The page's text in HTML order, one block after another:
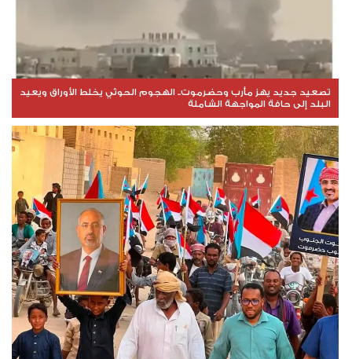
تصعيد جديد يهز مأرب وحضرموت.. الهجوم الحوثي يخلط الأوراق ويعيد
البلد إلى حافة المواجهة الشاملة